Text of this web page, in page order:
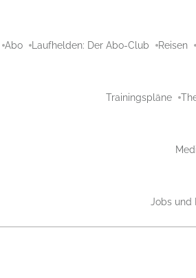
Abo Laufhelden: Der Abo-Club Reisen
Trainingspläne
Jobs und